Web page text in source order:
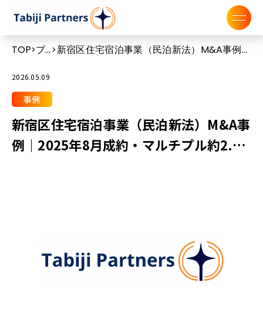
TOP>ブ
グ
>新宿区住宅宿泊事業（民泊新法）M&A事例｜
2026.05.09
事例
新宿区住宅宿泊事業（民泊新法）M&A事
例｜2025年8月成約・マルチプル約2.5